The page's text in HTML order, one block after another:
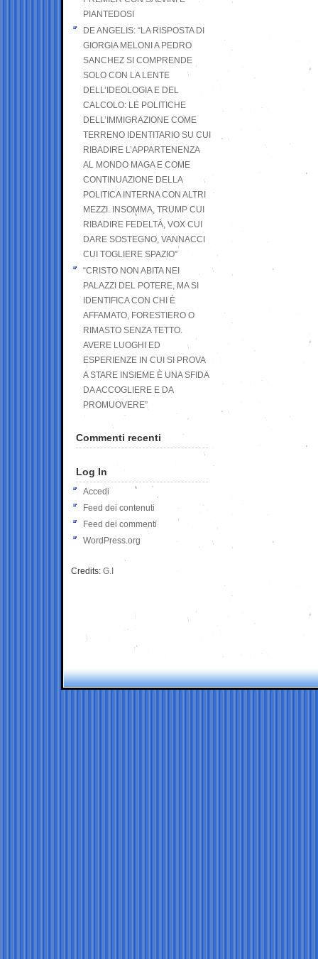
PIANTEDOSI
DE ANGELIS: “LA RISPOSTA DI
GIORGIA MELONI A PEDRO
SANCHEZ SI COMPRENDE
SOLO CON LA LENTE
DELL’IDEOLOGIA E DEL
CALCOLO: LE POLITICHE
DELL’IMMIGRAZIONE COME
TERRENO IDENTITARIO SU CUI
RIBADIRE L’APPARTENENZA
AL MONDO MAGA E COME
CONTINUAZIONE DELLA
POLITICA INTERNA CON ALTRI
MEZZI. INSOMMA, TRUMP CUI
RIBADIRE FEDELTÀ, VOX CUI
DARE SOSTEGNO, VANNACCI
CUI TOGLIERE SPAZIO”
“CRISTO NON ABITA NEI
PALAZZI DEL POTERE, MA SI
IDENTIFICA CON CHI È
AFFAMATO, FORESTIERO O
RIMASTO SENZA TETTO.
AVERE LUOGHI ED
ESPERIENZE IN CUI SI PROVA
A STARE INSIEME È UNA SFIDA
DA ACCOGLIERE E DA
PROMUOVERE”
Commenti recenti
Log In
Accedi
Feed dei contenuti
Feed dei commenti
WordPress.org
Credits: G.I